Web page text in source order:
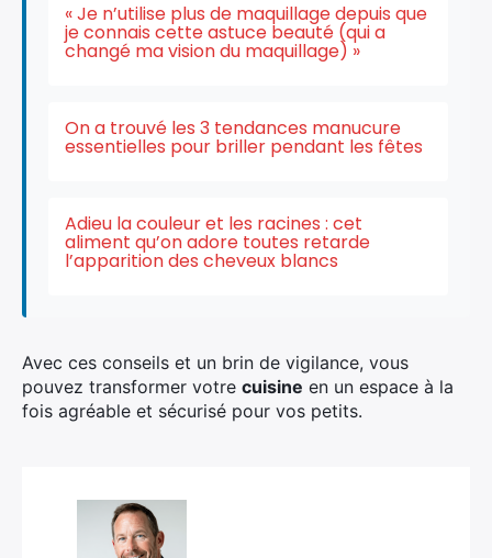
« Je n’utilise plus de maquillage depuis que
je connais cette astuce beauté (qui a
changé ma vision du maquillage) »
On a trouvé les 3 tendances manucure
essentielles pour briller pendant les fêtes
Adieu la couleur et les racines : cet
aliment qu’on adore toutes retarde
l’apparition des cheveux blancs
Avec ces conseils et un brin de vigilance, vous
pouvez transformer votre cuisine en un espace à la
fois agréable et sécurisé pour vos petits.